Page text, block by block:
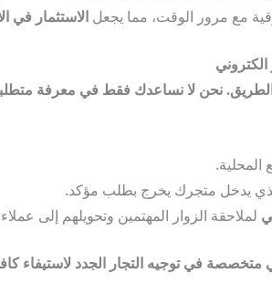
مع مرور الوقت، مما يجعل الاستثمار في
الطريق. نحن لا نساعدك فقط في معرفة
الذي يدخل متجرك يخرج بطلب مؤكد.
لملاحقة الزوار المهتمين وتحويلهم إلى
متخصصة في توجيه التجار الجدد لاستيفاء